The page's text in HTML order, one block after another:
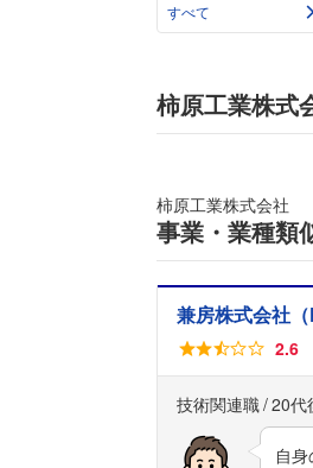
すべて
柿原工業株式
柿原工業株式会社
事業・業種類
兼房株式会社
2.6
技術関連職 20代
自